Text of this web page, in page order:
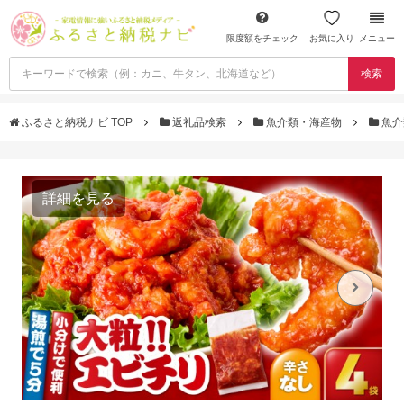
限度額をチェック お気に入り メニュー
検索
ふるさと納税ナビ TOP 返礼品検索 魚介類・海産物 魚介
詳細を見る